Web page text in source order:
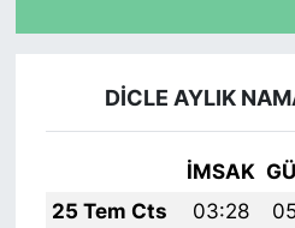
DİCLE AYLIK
İMSAK
25 Tem Cts
03:28